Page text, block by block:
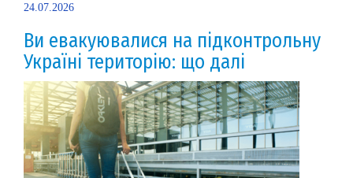
24.07.2026
Ви евакуювалися на підконтрольну
Україні територію: що далі